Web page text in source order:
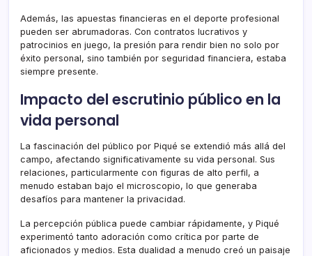
Además, las apuestas financieras en el deporte profesional
pueden ser abrumadoras. Con contratos lucrativos y
patrocinios en juego, la presión para rendir bien no solo por
éxito personal, sino también por seguridad financiera, estaba
siempre presente.
Impacto del escrutinio público en la
vida personal
La fascinación del público por Piqué se extendió más allá del
campo, afectando significativamente su vida personal. Sus
relaciones, particularmente con figuras de alto perfil, a
menudo estaban bajo el microscopio, lo que generaba
desafíos para mantener la privacidad.
La percepción pública puede cambiar rápidamente, y Piqué
experimentó tanto adoración como crítica por parte de
aficionados y medios. Esta dualidad a menudo creó un paisaje